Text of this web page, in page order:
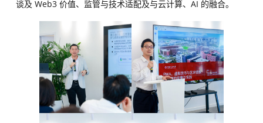
谈及 Web3 价值、监管与技术适配及与云计算、AI 的融合。